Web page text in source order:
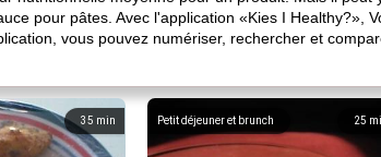
pour pâtes. Avec l'application «Kies I Healthy?»,
vous pouvez numériser, rechercher et
35 min 25
Petit déjeuner et brunch